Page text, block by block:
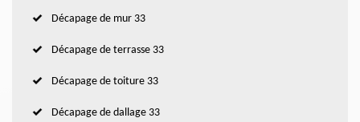
Décapage de mur 33
Décapage de terrasse 33
Décapage de toiture 33
Décapage de dallage 33